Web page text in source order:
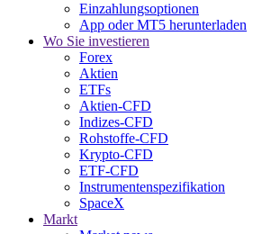
Einzahlungsoptionen
App oder MT5 herunterladen
Wo Sie investieren
Forex
Aktien
ETFs
Aktien-CFD
Indizes-CFD
Rohstoffe-CFD
Krypto-CFD
ETF-CFD
Instrumentenspezifikation
SpaceX
Markt